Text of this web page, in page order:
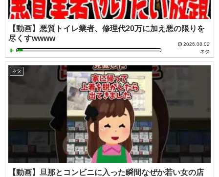
【動画】悪質トイレ業者、修理代20万に加え悪の限りを
尽くすwwww
2026.08.02
ネタ
ネタ
【動画】旦那とコンビニに入った瞬間なぜか若い女の店